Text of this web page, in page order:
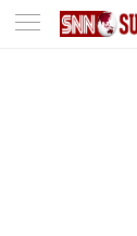
-->